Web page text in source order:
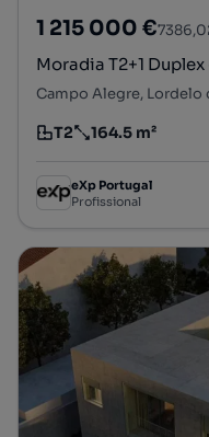
1 215 000 €
Moradia T2+1
Campo Alegre, Lordelo
Tipologia
T2
Preço por metro
164.5 m²
eXp Portugal
Profissional